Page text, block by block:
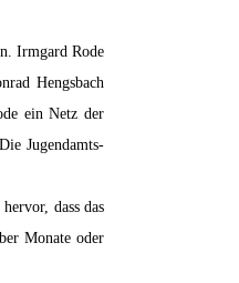
Irmgard Rode
Hengsbach
ein Netz der
Jugendamts-
dass das
Monate oder